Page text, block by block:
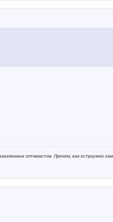
оптимистов. Причем, как остроумно